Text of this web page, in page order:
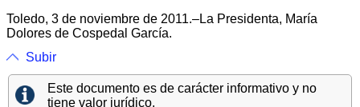
Toledo, 3 de noviembre de 2011.–La Presidenta, María
Dolores de Cospedal García.
Subir
Este documento es de carácter informativo y no
tiene valor jurídico.